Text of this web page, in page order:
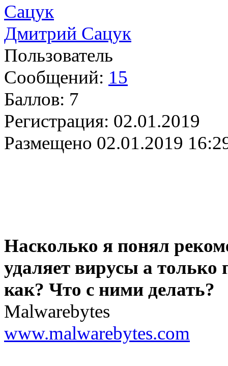
Дмитрий Сацук
Пользователь
Сообщений: 15
Баллов: 7
Регистрация: 02.01.2019
Размещено 02.01.2019
Насколько я понял
удаляет вирусы а
как? Что с ними делать?
Malwarebytes
www.malwarebytes.com